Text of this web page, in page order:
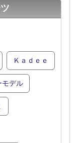
Ｋａｄｅｅ
モデル